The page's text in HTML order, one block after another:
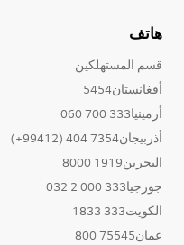
هاتف
قسم المستهلكين
أفغانستان5454
أرمينيا333 700 060
أذربيجان7354 404 (99412+)
البحرين1919 8000
جورجيا333 000 2 032
الكويت333 1833
عمان75545 800